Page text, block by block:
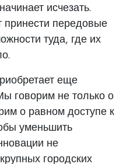
исчезать.
принести передовые
туда, где их
еще
говорим не только о
о равном доступе к
уменьшить
не
городских